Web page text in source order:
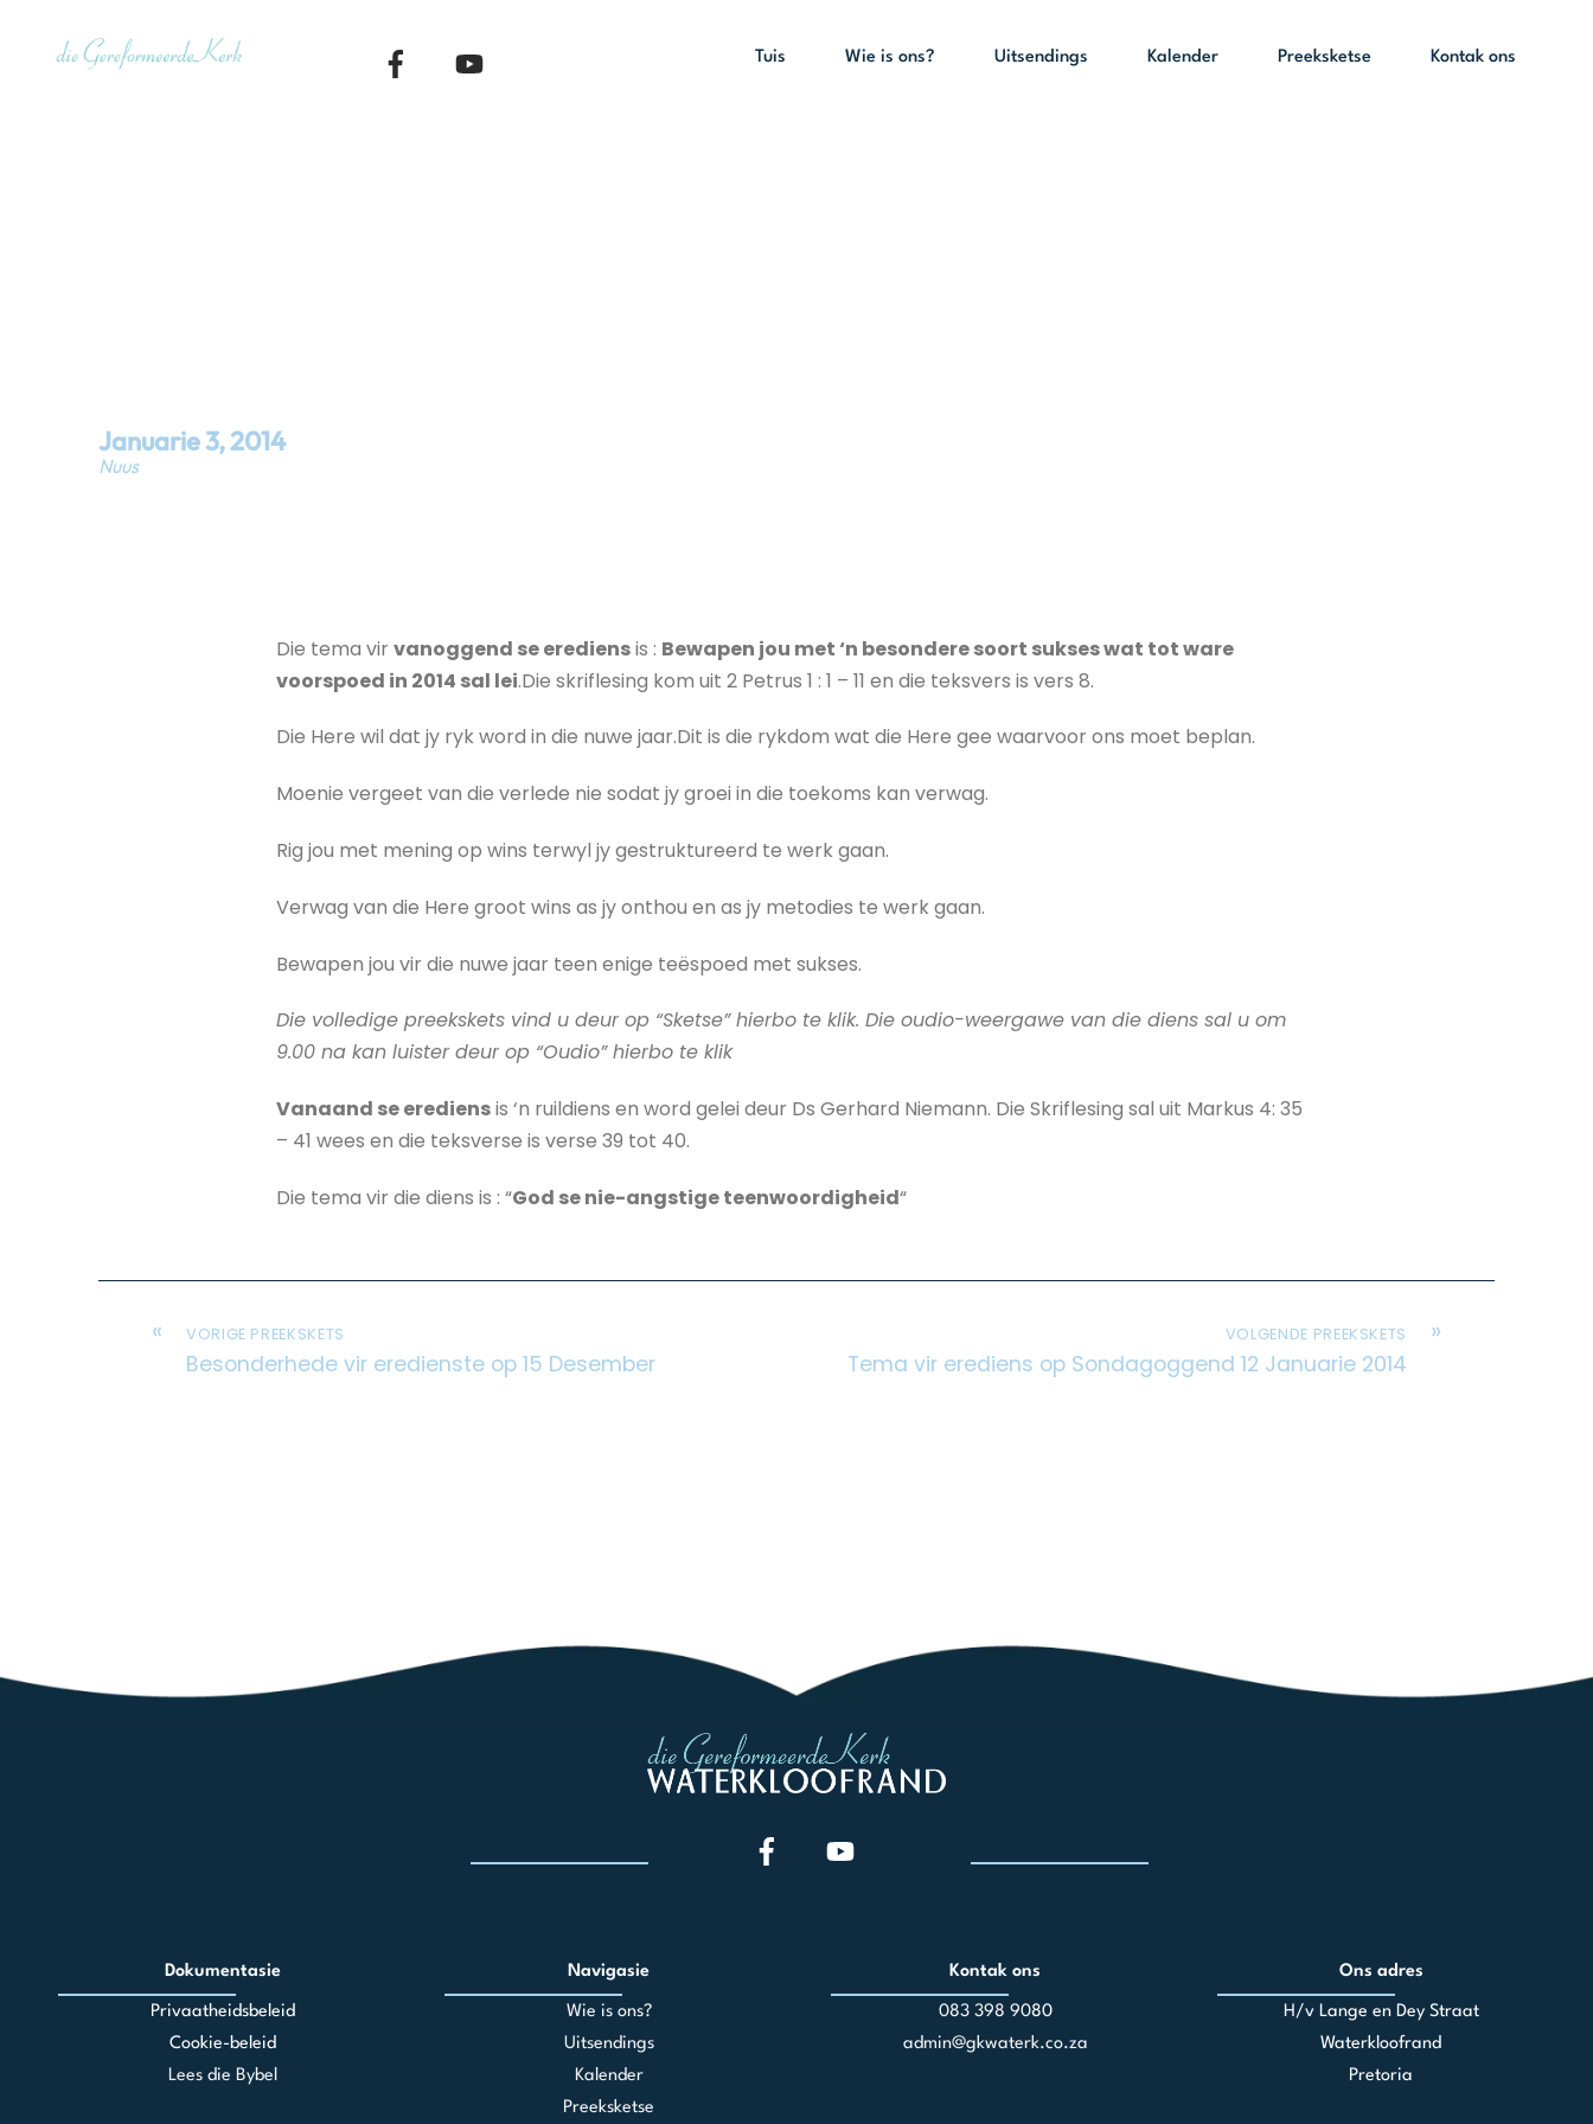
Tuis Wie is ons? Uitsendings Kalender Preeksketse Kontak ons
Januarie3,2014
Nuus
Die tema virvanoggend se erediensis : Bewapen jou met ‘n besondere soort sukses wat tot ware
voorspoed in 2014 sal lei.Die skriflesing kom uit 2 Petrus 1 : 1 – 11 en die teksvers is vers 8.
Die Here wil dat jy ryk word in die nuwe jaar.Dit is die rykdom wat die Here gee waarvoor ons moet beplan.
Moenie vergeet van die verlede nie sodat jy groei in die toekoms kan verwag.
Rig jou met mening op wins terwyl jy gestruktureerd te werk gaan.
Verwag van die Here groot wins as jy onthou en as jy metodies te werk gaan.
Bewapen jou vir die nuwe jaar teen enige teëspoed met sukses.
Die volledige preekskets vind u deur op “Sketse” hierbo te klik. Die oudio-weergawe van die diens sal u om
9.00 na kan luister deur op “Oudio” hierbo te klik
Vanaand se erediensis ‘n ruildiens en word gelei deur Ds Gerhard Niemann. Die Skriflesing sal uit Markus 4: 35
– 41 wees en die teksverse is verse 39 tot 40.
Die tema vir die diens is : “God se nie-angstige teenwoordigheid“
« VORIGE PREEKSKETS
Besonderhede vir eredienste op 15 Desember
»
VOLGENDE PREEKSKETS
Tema vir erediens op Sondagoggend 12 Januarie 2014
Dokumentasie
Privaatheidsbeleid
Cookie-beleid
Lees die Bybel
Navigasie
Wie is ons?
Uitsendings
Kalender
Preeksketse
Kontak ons
083 398 9080
admin@gkwaterk.co.za
Ons adres
H/v Lange en Dey Straat
Waterkloofrand
Pretoria